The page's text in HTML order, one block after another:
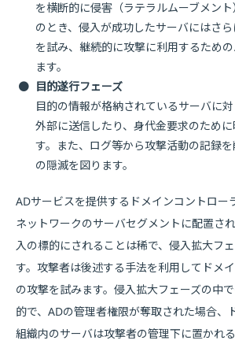
を横断的に侵害（ラテラルムーブメン
のとき、侵入が成功したサーバにはさ
を試み、継続的に攻撃に利用するため
ます。
● 目的遂行フェーズ
目的の情報が格納されているサーバに
外部に送信したり、身代金要求のため
す。また、ログ等から攻撃活動の記録
の隠滅を図ります。
ADサービスを提供するドメインコントロー
ネットワークのサーバセグメントに配置さ
入の標的にされることは稀で、侵入拡大フ
す。攻撃者は後述する手法を利用してドメ
の攻撃を試みます。侵入拡大フェーズの中
的で、ADの管理者権限が奪取された場合、
組織内のサーバは攻撃者の管理下に置かれる